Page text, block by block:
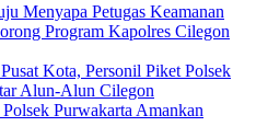
Menyapa Petugas Keamanan
Program Kapolres Cilegon
Kota, Personil Piket Polsek
Alun-Alun Cilegon
Purwakarta Amankan